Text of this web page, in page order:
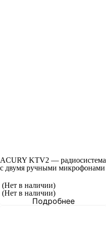
ACURY KTV2 — радиосистема
с двумя ручными микрофонами
(Нет в наличии)
(Нет в наличии)
Подробнее